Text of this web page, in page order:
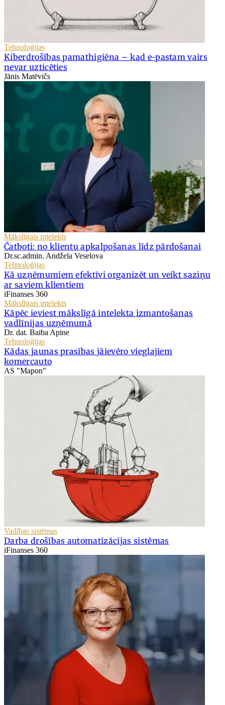
Tehnoloģijas
Kiberdrošības pamathigiēna – kad e-pastam vairs
nevar uzticēties
Jānis Matēvičs
Mākslīgais intelekts
Čatboti: no klientu apkalpošanas līdz pārdošanai
Dr.sc.admin. Andžela Veselova
Tehnoloģijas
Kā uzņēmumiem efektīvi organizēt un veikt saziņu
ar saviem klientiem
iFinanses 360
Mākslīgais intelekts
Kāpēc ieviest mākslīgā intelekta izmantošanas
vadlīnijas uzņēmumā
Dr. dat. Baiba Apine
Tehnoloģijas
Kādas jaunas prasības jāievēro vieglajiem
komercauto
AS "Mapon"
Vadības sistēmas
Darba drošības automatizācijas sistēmas
iFinanses 360